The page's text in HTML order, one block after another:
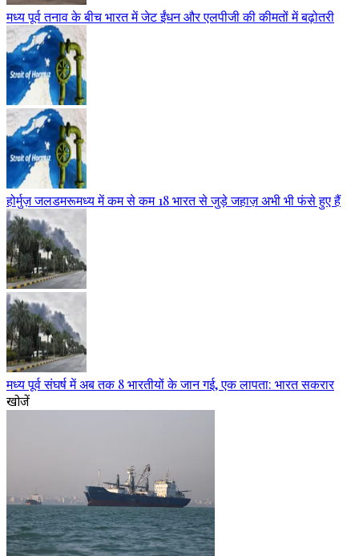
मध्य पूर्व तनाव के बीच भारत में जेट ईंधन और एलपीजी की कीमतों में बढ़ोतरी
होर्मुज़ जलडमरूमध्य में कम से कम 18 भारत से जुड़े जहाज़ अभी भी फंसे हुए हैं
मध्य पूर्व संघर्ष में अब तक 8 भारतीयों के जान गई, एक लापता: भारत सकरार
खोजें